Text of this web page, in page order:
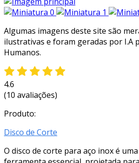
Algumas imagens deste site são
ilustrativas e foram geradas por I.A
Humanos.
4.6
(10 avaliações)
Produto:
Disco de Corte
O disco de corte para aço inox é uma